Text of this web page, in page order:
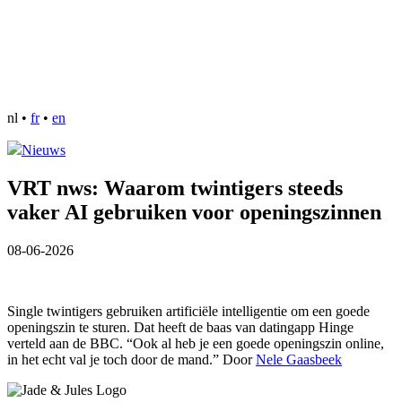
nl • fr • en
Nieuws
VRT nws: Waarom twintigers steeds
vaker AI gebruiken voor openingszinnen
08-06-2026
Single twintigers gebruiken artificiële intelligentie om een goede
openingszin te sturen. Dat heeft de baas van datingapp Hinge
verteld aan de BBC. “Ook al heb je een goede openingszin online,
in het echt val je toch door de mand.” DoorNele Gaasbeek